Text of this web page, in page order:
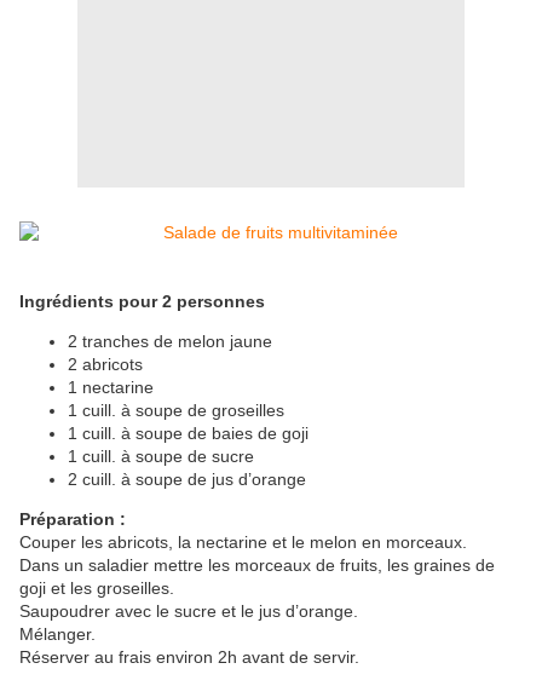
Ingrédients pour 2 personnes
2 tranches de melon jaune
2 abricots
1 nectarine
1 cuill. à soupe de groseilles
1 cuill. à soupe de baies de goji
1 cuill. à soupe de sucre
2 cuill. à soupe de jus d’orange
Préparation :
Couper les abricots, la nectarine et le melon en morceaux.
Dans un saladier mettre les morceaux de fruits, les graines de
goji et les groseilles.
Saupoudrer avec le sucre et le jus d’orange.
Mélanger.
Réserver au frais environ 2h avant de servir.